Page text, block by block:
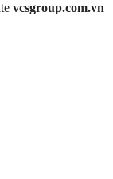
vcsgroup.com.vn